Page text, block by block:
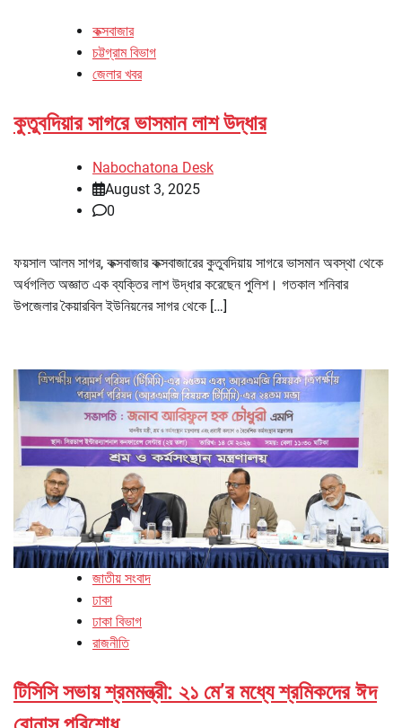
কক্সবাজার
চট্টগ্রাম বিভাগ
জেলার খবর
কুতুবদিয়ার সাগরে ভাসমান লাশ উদ্ধার
Nabochatona Desk
August 3, 2025
0
ফয়সাল আলম সাগর, কক্সবাজার কক্সবাজারের কুতুবদিয়ায় সাগরে ভাসমান অবস্থা থেকে
অর্ধগলিত অজ্ঞাত এক ব্যক্তির লাশ উদ্ধার করেছেন পুলিশ। গতকাল শনিবার
উপজেলার কৈয়ারবিল ইউনিয়নের সাগর থেকে […]
জাতীয় সংবাদ
ঢাকা
ঢাকা বিভাগ
রাজনীতি
টিসিসি সভায় শ্রমমন্ত্রী: ২১ মে’র মধ্যে শ্রমিকদের ঈদ